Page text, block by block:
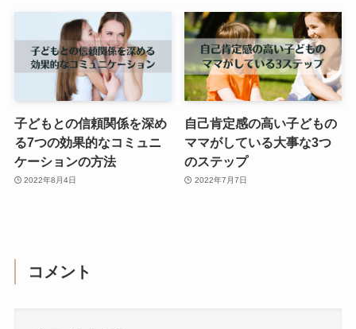
子どもとの信頼関係を深め
る7つの効果的なコミュニ
ケーションの方法
2022年8月4日
自己肯定感の高い子どもの
ママがしている大事な3つ
のステップ
2022年7月7日
コメント